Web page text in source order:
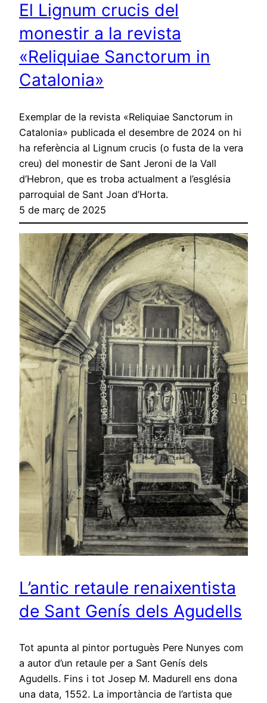
El Lignum crucis del
monestir a la revista
«Reliquiae Sanctorum in
Catalonia»
Exemplar de la revista «Reliquiae Sanctorum in
Catalonia» publicada el desembre de 2024 on hi
ha referència al Lignum crucis (o fusta de la vera
creu) del monestir de Sant Jeroni de la Vall
d’Hebron, que es troba actualment a l’església
parroquial de Sant Joan d’Horta.
5 de març de 2025
L’antic retaule renaixentista
de Sant Genís dels Agudells
Tot apunta al pintor portuguès Pere Nunyes com
a autor d’un retaule per a Sant Genís dels
Agudells. Fins i tot Josep M. Madurell ens dona
una data, 1552. La importància de l’artista que